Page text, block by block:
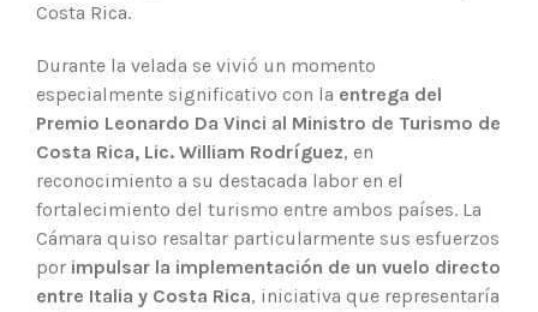
Costa Rica.
Durante la velada se vivió un momento
especialmente significativo con la entrega del
Premio Leonardo Da Vinci al Ministro de Turismo de
Costa Rica, Lic. William Rodríguez, en
reconocimiento a su destacada labor en el
fortalecimiento del turismo entre ambos países. La
Cámara quiso resaltar particularmente sus esfuerzos
por impulsar la implementación de un vuelo directo
entre Italia y Costa Rica, iniciativa que representaría